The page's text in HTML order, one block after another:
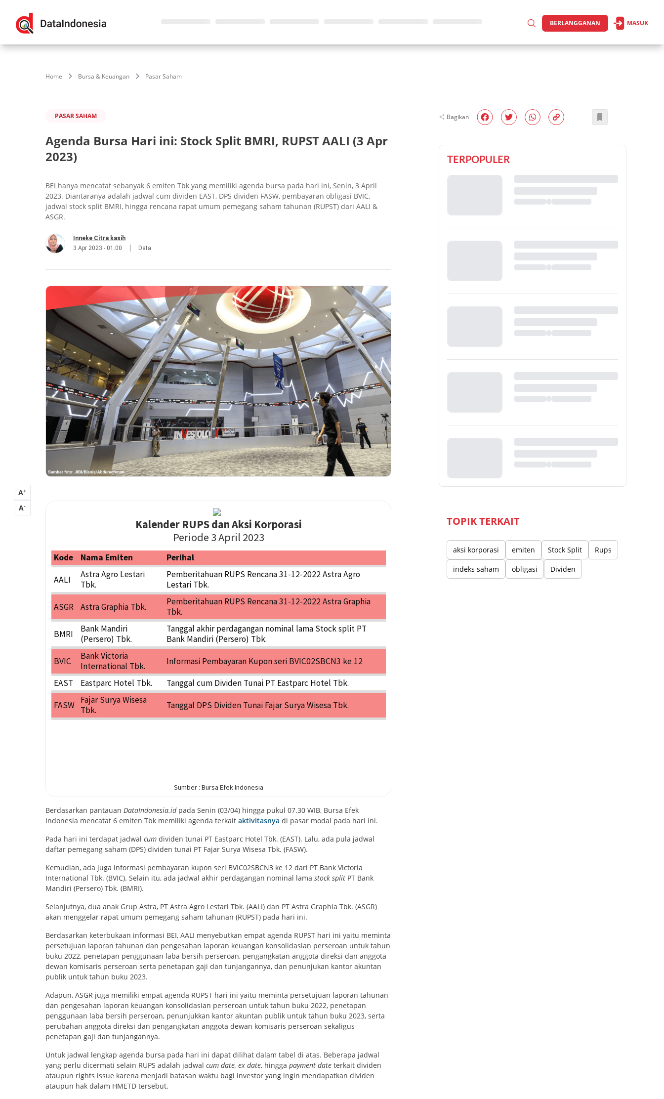
BERLANGGANAN MASUK
Home Bursa & Keuangan Pasar Saham
PASAR SAHAM
Agenda Bursa Hari ini: Stock Split BMRI, RUPST AALI (3 Apr
2023)
BEI hanya mencatat sebanyak 6 emiten Tbk yang memiliki agenda bursa pada hari ini, Senin, 3 April
2023. Diantaranya adalah jadwal cum dividen EAST, DPS dividen FASW, pembayaran obligasi BVIC,
jadwal stock split BMRI, hingga rencana rapat umum pemegang saham tahunan (RUPST) dari AALI &
ASGR.
Inneke Citra kasih
3 Apr 2023 - 01.00
Data
A+
A-
Berdasarkan pantauan DataIndonesia.idpada Senin (03/04) hingga pukul 07.30 WIB, Bursa Efek
Indonesia mencatat 6 emiten Tbk memiliki agenda terkait aktivitasnya di pasar modal pada hari ini.
Pada hari ini terdapat jadwal cum dividen tunai PT Eastparc Hotel Tbk. (EAST). Lalu, ada pula jadwal
daftar pemegang saham (DPS) dividen tunai PT Fajar Surya Wisesa Tbk. (FASW).
Kemudian, ada juga informasi pembayaran kupon seri BVIC02SBCN3 ke 12 dari PT Bank Victoria
International Tbk. (BVIC). Selain itu, ada jadwal akhir perdagangan nominal lama stock split PT Bank
Mandiri (Persero) Tbk. (BMRI).
Selanjutnya, dua anak Grup Astra, PT Astra Agro Lestari Tbk. (AALI) dan PT Astra Graphia Tbk. (ASGR)
akan menggelar rapat umum pemegang saham tahunan (RUPST) pada hari ini.
Berdasarkan keterbukaan informasi BEI, AALI menyebutkan empat agenda RUPST hari ini yaitu meminta
persetujuan laporan tahunan dan pengesahan laporan keuangan konsolidasian perseroan untuk tahun
buku 2022, penetapan penggunaan laba bersih perseroan, pengangkatan anggota direksi dan anggota
dewan komisaris perseroan serta penetapan gaji dan tunjangannya, dan penunjukan kantor akuntan
publik untuk tahun buku 2023.
Adapun, ASGR juga memiliki empat agenda RUPST hari ini yaitu meminta persetujuan laporan tahunan
dan pengesahan laporan keuangan konsolidasian perseroan untuk tahun buku 2022, penetapan
penggunaan laba bersih perseroan, penunjukkan kantor akuntan publik untuk tahun buku 2023, serta
perubahan anggota direksi dan pengangkatan anggota dewan komisaris perseroan sekaligus
penetapan gaji dan tunjangannya.
Untuk jadwal lengkap agenda bursa pada hari ini dapat dilihat dalam tabel di atas. Beberapa jadwal
yang perlu dicermati selain RUPS adalah jadwal cum date, ex date, hingga payment date terkait dividen
ataupun rights issue karena menjadi batasan waktu bagi investor yang ingin mendapatkan dividen
ataupun hak dalam HMETD tersebut.
Bagikan
TERPOPULER
TOPIK TERKAIT
aksi korporasi emiten Stock Split Rups
indeks saham obligasi Dividen